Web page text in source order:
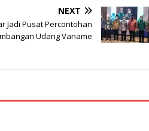
NEXT
Jadi Pusat Percontohan
Udang Vaname